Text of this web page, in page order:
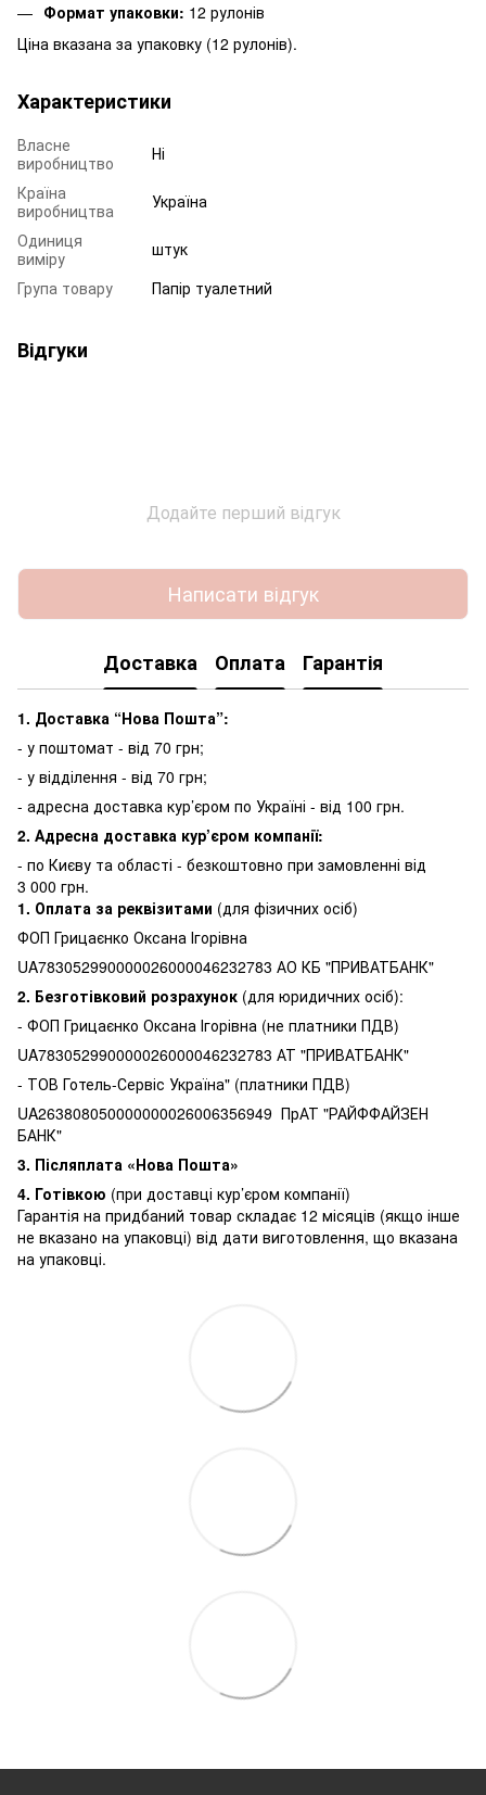
Формат упаковки: 12 рулонів
Ціна вказана за упаковку (12 рулонів).
Характеристики
Власне
виробництво
Ні
Країна
виробництва
Україна
Одиниця
виміру
штук
Група товару
Папір туалетний
Відгуки
Додайте перший відгук
Написати відгук
Доставка Оплата Гарантія
1. Доставка “Нова Пошта”:
- у поштомат - від 70 грн;
- у відділення - від 70 грн;
- адресна доставка кур’єром по Україні - від 100 грн.
2. Адресна доставка кур’єром компанії:
- по Києву та області - безкоштовно при замовленні від
3 000 грн.
1. Оплата за реквізитами (для фізичних осіб)
ФОП Грицаєнко Оксана Ігорівна
UA783052990000026000046232783 АО КБ "ПРИВАТБАНК"
2. Безготівковий розрахунок (для юридичних осіб):
- ФОП Грицаєнко Оксана Ігорівна (не платники ПДВ)
UA783052990000026000046232783 АТ "ПРИВАТБАНК"
- ТОВ Готель-Сервіс Україна" (платники ПДВ)
UA263808050000000026006356949 ПрАТ "РАЙФФАЙЗЕН
БАНК"
3. Післяплата «Нова Пошта»
4. Готівкою (при доставці кур’єром компанії)
Гарантія на придбаний товар складає 12 місяців (якщо інше
не вказано на упаковці) від дати виготовлення, що вказана
на упаковці.